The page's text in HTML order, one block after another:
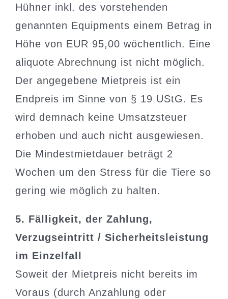
Hühner inkl. des vorstehenden
genannten Equipments einem Betrag in
Höhe von EUR 95,00 wöchentlich. Eine
aliquote Abrechnung ist nicht möglich.
Der angegebene Mietpreis ist ein
Endpreis im Sinne von § 19 UStG. Es
wird demnach keine Umsatzsteuer
erhoben und auch nicht ausgewiesen.
Die Mindestmietdauer beträgt 2
Wochen um den Stress für die Tiere so
gering wie möglich zu halten.
5. Fälligkeit, der Zahlung,
Verzugseintritt / Sicherheitsleistung
im Einzelfall
Soweit der Mietpreis nicht bereits im
Voraus (durch Anzahlung oder